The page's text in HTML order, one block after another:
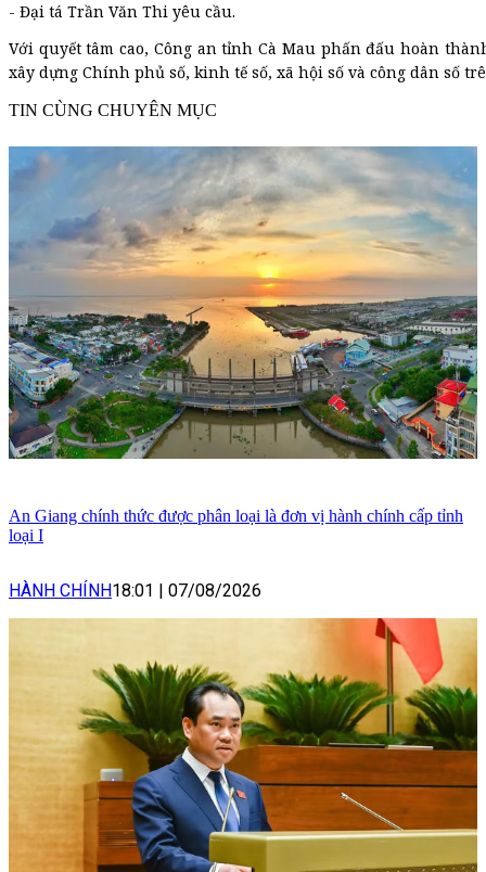
- Đại tá Trần Văn Thi yêu cầu.
Với quyết tâm cao, Công an tỉnh Cà Mau phấn đấu hoàn
xây dựng Chính phủ số, kinh tế số, xã hội số và công dân số
TIN CÙNG CHUYÊN MỤC
An Giang chính thức được phân loại là đơn vị hành chính cấp tỉnh
loại I
HÀNH CHÍNH18:01 07/08/2026